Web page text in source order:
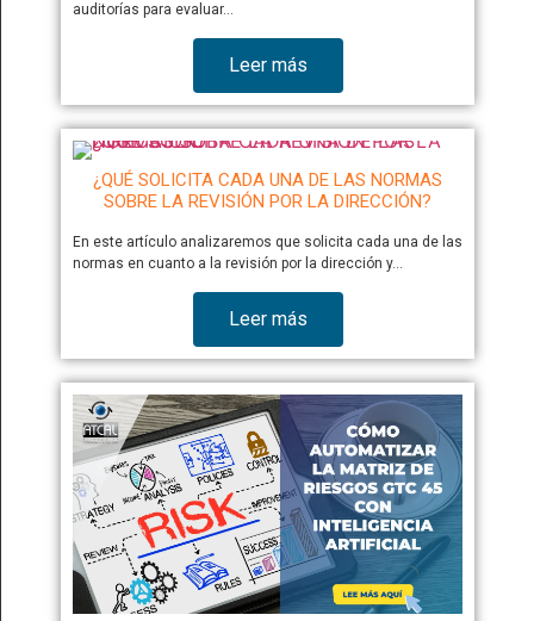
auditorías para evaluar…
Leer más
¿QUÉ SOLICITA CADA UNA DE LAS NORMAS
SOBRE LA REVISIÓN POR LA DIRECCIÓN?
En este artículo analizaremos que solicita cada una de las
normas en cuanto a la revisión por la dirección y…
Leer más